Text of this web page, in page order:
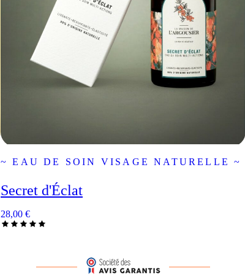
~ EAU DE SOIN VISAGE NATURELLE ~
Secret d'Éclat
28,00 €